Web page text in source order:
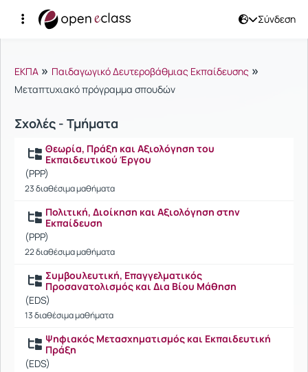
Σύνδεση
Μαθήματα
ΕΚΠΑ » Παιδαγωγικό Δευτεροβάθμιας Εκπαίδευσης »
Μεταπτυχιακό πρόγραμμα σπουδών
Σχολές - Τμήματα
Θεωρία, Πράξη και Αξιολόγηση του
Εκπαιδευτικού Έργου
(PPP)
23 διαθέσιμα μαθήματα
Πολιτική, Διοίκηση και Αξιολόγηση στην
Εκπαίδευση
(PPP)
22 διαθέσιμα μαθήματα
Συμβουλευτική, Επαγγελματικός
Προσανατολισμός και Δια Βίου Μάθηση
(EDS)
13 διαθέσιμα μαθήματα
Ψηφιακός Μετασχηματισμός και Εκπαιδευτική
Πράξη
(EDS)